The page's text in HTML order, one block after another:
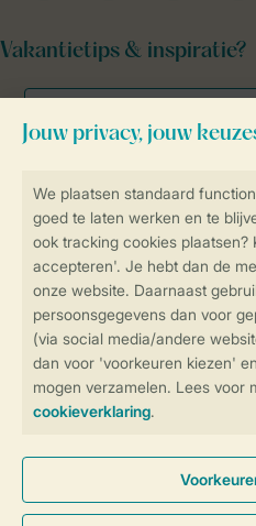
Controle over
Veilig en snel online
Veilige
Veilige betaling
Vakantietips & inspiratie?